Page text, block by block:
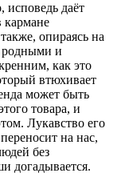
исповедь даёт
кармане
опираясь на
родными и
как это
втюхивает
может быть
товара, и
Лукавство его
на нас,
без
догадывается.